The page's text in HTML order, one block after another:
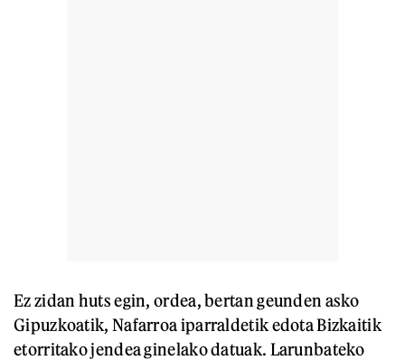
Ez zidan huts egin, ordea, bertan geunden asko
Gipuzkoatik, Nafarroa iparraldetik edota Bizkaitik
etorritako jendea ginelako datuak. Larunbateko